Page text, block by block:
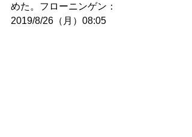
めた。フローニンゲン：
2019/8/26（月）08:05